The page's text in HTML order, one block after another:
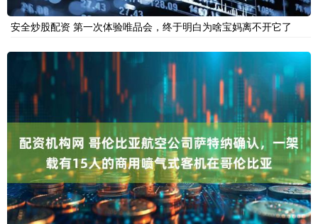
安全炒股配资 第一次体验唯品会，终于明白为啥宝妈离不开它了